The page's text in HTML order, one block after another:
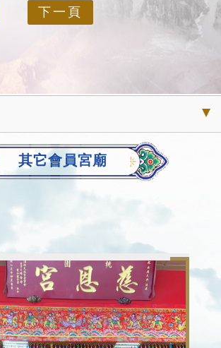
下一頁
其它會員宮廟